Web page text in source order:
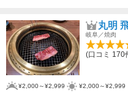
丸明
岐阜／焼肉
(口コミ 170
¥2,000～¥2,999 ¥2,000～¥2,999